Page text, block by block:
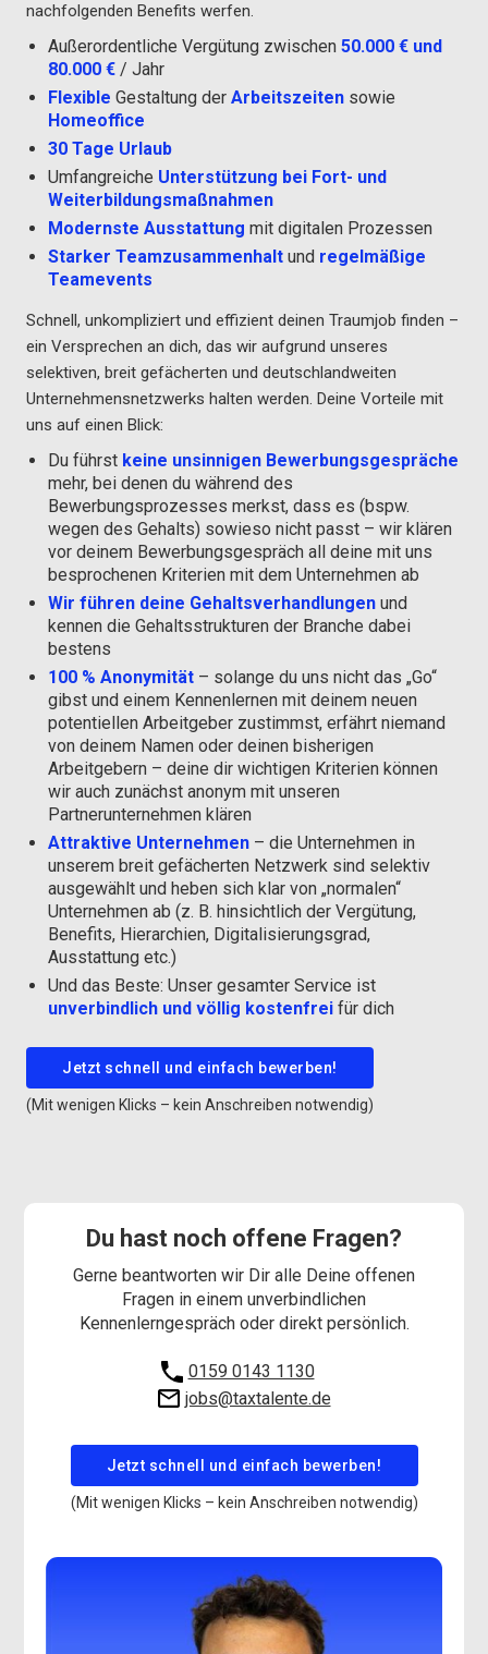
nachfolgenden Benefits werfen.
Außerordentliche Vergütung zwischen 50.000 € und
80.000 €/ Jahr
Flexible Gestaltung der Arbeitszeitensowie
Homeoffice
30 Tage Urlaub
Umfangreiche Unterstützung bei Fort- und
Weiterbildungsmaßnahmen
Modernste Ausstattung mit digitalen Prozessen
Starker Teamzusammenhaltund regelmäßige
Teamevents
Schnell, unkompliziert und effizient deinen Traumjob finden –
ein Versprechen an dich, das wir aufgrund unseres
selektiven, breit gefächerten und deutschlandweiten
Unternehmensnetzwerks halten werden. Deine Vorteile mit
uns auf einen Blick:
Du führst keine unsinnigen Bewerbungsgespräche
mehr, bei denen du während des
Bewerbungsprozesses merkst, dass es (bspw.
wegen des Gehalts) sowieso nicht passt – wir klären
vor deinem Bewerbungsgespräch all deine mit uns
besprochenen Kriterien mit dem Unternehmen ab
Wir führen deine Gehaltsverhandlungenund
kennen die Gehaltsstrukturen der Branche dabei
bestens
100 % Anonymität– solange du uns nicht das „Go“
gibst und einem Kennenlernen mit deinem neuen
potentiellen Arbeitgeber zustimmst, erfährt niemand
von deinem Namen oder deinen bisherigen
Arbeitgebern – deine dir wichtigen Kriterien können
wir auch zunächst anonym mit unseren
Partnerunternehmen klären
Attraktive Unternehmen – die Unternehmen in
unserem breit gefächerten Netzwerk sind selektiv
ausgewählt und heben sich klar von „normalen“
Unternehmen ab (z. B. hinsichtlich der Vergütung,
Benefits, Hierarchien, Digitalisierungsgrad,
Ausstattung etc.)
Und das Beste: Unser gesamter Service ist
unverbindlich und völlig kostenfreifür dich
Jetzt schnell und einfach bewerben!
(Mit wenigen Klicks – kein Anschreiben notwendig)
Du hast noch offene Fragen?
Gerne beantworten wir Dir alle Deine offenen
Fragen in einem unverbindlichen
Kennenlerngespräch oder direkt persönlich.
0159 0143 1130
jobs@taxtalente.de
Jetzt schnell und einfach bewerben!
(Mit wenigen Klicks – kein Anschreiben notwendig)